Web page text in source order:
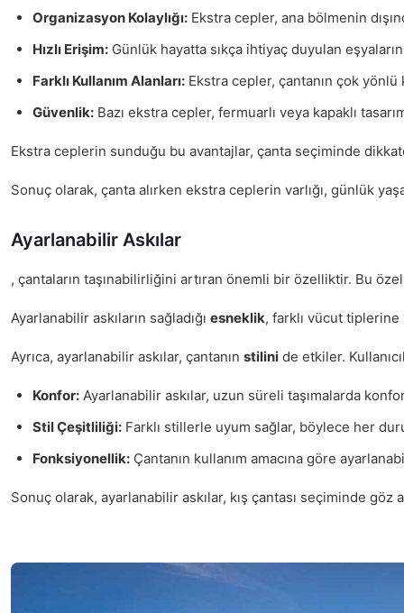
Organizasyon Kolaylığı: Ekstra cepler, ana bölmenin
Hızlı Erişim: Günlük hayatta sıkça ihtiyaç duyulan
Farklı Kullanım Alanları: Ekstra cepler, çantanın çok
Güvenlik: Bazı ekstra cepler, fermuarlı veya kapaklı
Ekstra ceplerin sunduğu bu avantajlar, çanta seçiminde
Sonuç olarak, çanta alırken ekstra ceplerin varlığı, günlük
Ayarlanabilir Askılar
, çantaların taşınabilirliğini artıran önemli bir özelliktir. Bu
Ayarlanabilir askıların sağladığı esneklik, farklı vücut
Ayrıca, ayarlanabilir askılar, çantanın stilini de etkiler.
Konfor: Ayarlanabilir askılar, uzun süreli taşımalarda
Stil Çeşitliliği: Farklı stillerle uyum sağlar, böylece her
Fonksiyonellik: Çantanın kullanım amacına göre
Sonuç olarak, ayarlanabilir askılar, kış çantası seçiminde